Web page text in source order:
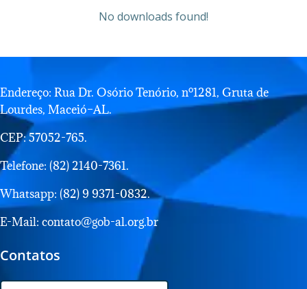
No downloads found!
Endereço: Rua Dr. Osório Tenório, nº1281, Gruta de
Lourdes, Maceió–AL.
CEP: 57052-765.
Telefone: (82) 2140-7361.
Whatsapp: (82) 9 9371-0832.
E-Mail: contato@gob-al.org.br
Contatos